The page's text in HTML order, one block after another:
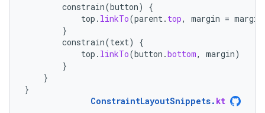
constrain(button)
{
top . linkTo(parent. top, margin = margin
}
constrain(text)
{
top . linkTo(button .bottom, margin)
}
}
}
ConstraintLayoutSnippets. kt